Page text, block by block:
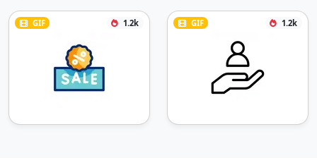
GIF 1.2k GIF 1.2k